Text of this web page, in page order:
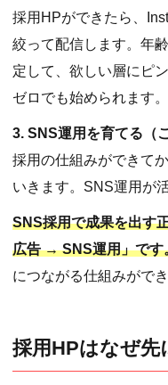
採用HPができたら、
絞って配信します。年
定して、欲しい層にピ
ゼロでも始められます。
3. SNS運用を育てる（
採用の仕組みができて
いきます。SNS運用が
SNS採用で成果を出す
広告 → SNS運用」です
につながる仕組みができ
採用HPはなぜ